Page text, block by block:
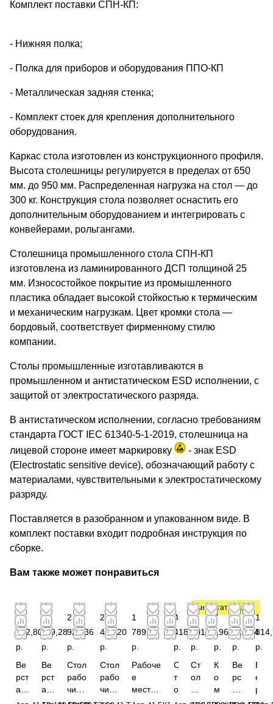
Комплект поставки СПН-КП:
- Нижняя полка;
- Полка для приборов и оборудования ППО-КП
- Металлическая задняя стенка;
- Комплект стоек для крепления дополнительного
оборудования.
Каркас стола изготовлен из конструкционного профиля.
Высота столешницы регулируется в пределах от 650
мм. до 950 мм. Распределенная нагрузка на стол — до
300 кг. Конструкция стола позволяет оснастить его
дополнительным оборудованием и интегрировать с
конвейерами, рольгангами.
Столешница промышленного стола СПН-КП
изготовлена из ламинированного ДСП толщиной 25
мм. Износостойкое покрытие из промышленного
пластика обладает высокой стойкостью к термическим
и механическим нагрузкам. Цвет кромки стола —
бордовый, соответствует фирменному стилю
компании.
Столы промышленные изготавливаются в
промышленном и антистатическом ESD исполнении, с
защитой от электростатического разряда.
В антистатическом исполнении, согласно требованиям
стандарта ГОСТ IEC 61340-5-1-2019, столешница на
лицевой стороне имеет маркировку
- знак ESD
(Electrostatic sensitive device), обозначающий работу с
материалами, чувствительными к электростатическому
разряду.
Поставляется в разобранном и упакованном виде. В
комплект поставки входит подробная инструкция по
сборке.
Вам также может понравиться
3
262,80
р.
Ве
рст
ак
18
3
119,28
р.
Ве
рст
ак
18
2
925,36
р.
Стол
рабо
чий
1500
2
410,20
р.
Стол
рабо
чий
1800
1
789,20
р.
Рабоче
е
место
в
4
418,28
р.
С
т
о
л
Антистатический
3
401,76
р.
Ст
ол
он
4
196,28
р.
К
о
м
п
3
722,64
р.
Ве
рс
к
1
р.
В
е
р
с